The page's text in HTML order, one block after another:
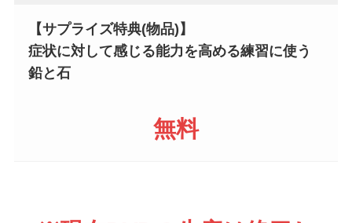
【サプライズ特典(物品) 】
症状に対して感じる能力を高める練習に使う
鉛と石
無料